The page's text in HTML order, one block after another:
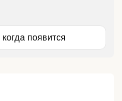
появится